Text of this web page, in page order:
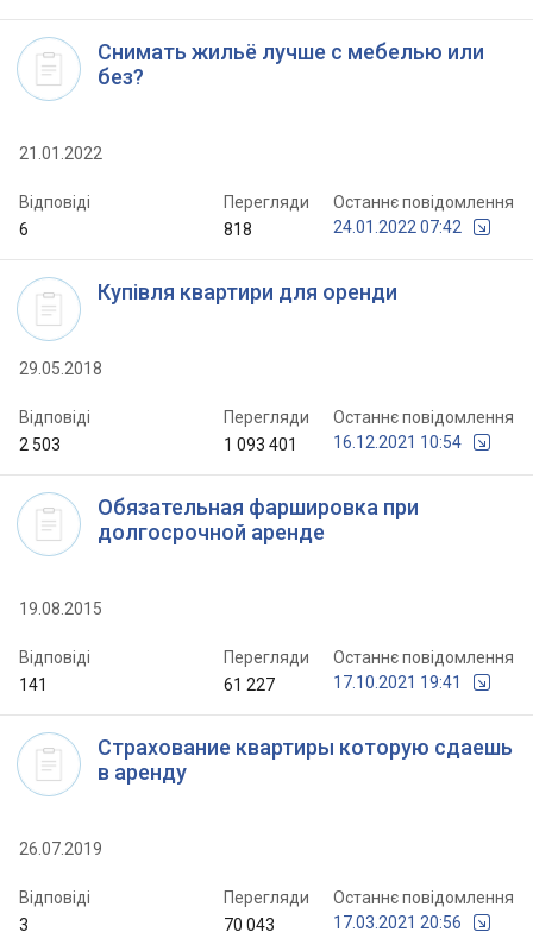
Снимать жильё лучше с мебелью или
без?
21.01.2022
Відповіді
6
Перегляди
818
Останнє повідомлення
24.01.2022 07:42
Купівля квартири для оренди
29.05.2018
Відповіді
2 503
Перегляди
1 093 401
Останнє повідомлення
16.12.2021 10:54
Обязательная фаршировка при
долгосрочной аренде
19.08.2015
Відповіді
141
Перегляди
61 227
Останнє повідомлення
17.10.2021 19:41
Страхование квартиры которую сдаешь
в аренду
26.07.2019
Відповіді
3
Перегляди
70 043
Останнє повідомлення
17.03.2021 20:56